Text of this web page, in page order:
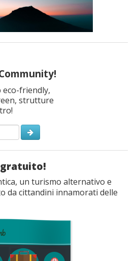
eco-friendly,
strutture
gratuito!
un turismo alternativo e
da cittandini innamorati delle